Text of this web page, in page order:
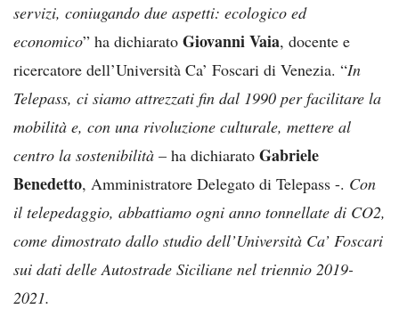
servizi, coniugando due aspetti: ecologico ed
economico” ha dichiarato Giovanni Vaia, docente e
ricercatore dell’Università Ca’ Foscari di Venezia. “In
Telepass, ci siamo attrezzati fin dal 1990 per facilitare la
mobilità e, con una rivoluzione culturale, mettere al
centro la sostenibilità – ha dichiarato Gabriele
Benedetto, Amministratore Delegato di Telepass -. Con
il telepedaggio, abbattiamo ogni anno tonnellate di CO2,
come dimostrato dallo studio dell’Università Ca’ Foscari
sui dati delle Autostrade Siciliane nel triennio 2019-
2021.